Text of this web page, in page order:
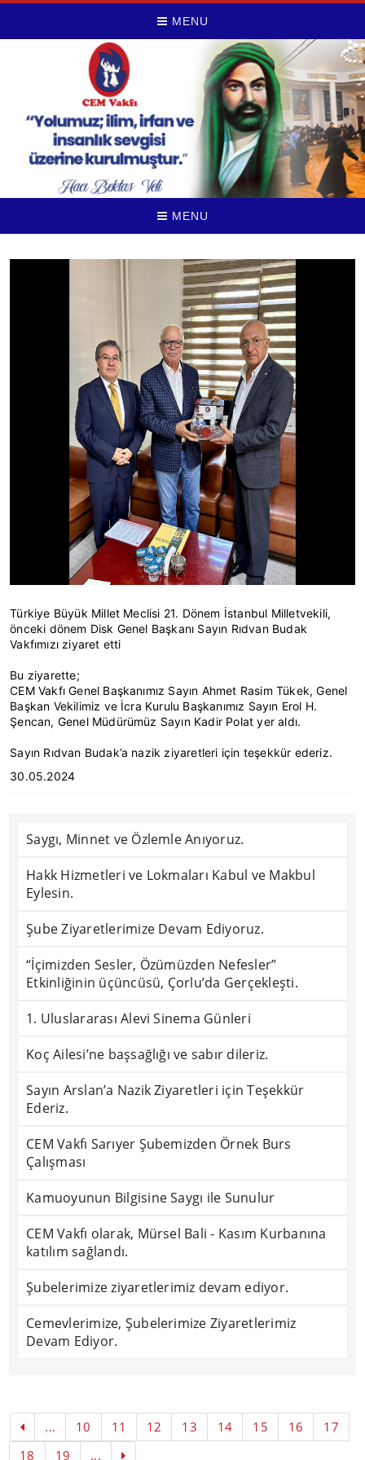
MENU
MENU
Türkiye Büyük Millet Meclisi 21. Dönem İstanbul Milletvekili,
önceki dönem Disk Genel Başkanı Sayın Rıdvan Budak
Vakfımızı ziyaret etti
Bu ziyarette;
CEM Vakfı Genel Başkanımız Sayın Ahmet Rasim Tükek, Genel
Başkan Vekilimiz ve İcra Kurulu Başkanımız Sayın Erol H.
Şencan, Genel Müdürümüz Sayın Kadir Polat yer aldı.
Sayın Rıdvan Budak’a nazik ziyaretleri için teşekkür ederiz.
30.05.2024
Saygı, Minnet ve Özlemle Anıyoruz.
Hakk Hizmetleri ve Lokmaları Kabul ve Makbul
Eylesin.
Şube Ziyaretlerimize Devam Ediyoruz.
“İçimizden Sesler, Özümüzden Nefesler”
Etkinliğinin üçüncüsü, Çorlu’da Gerçekleşti.
1. Uluslararası Alevi Sinema Günleri
Koç Ailesi’ne başsağlığı ve sabır dileriz.
Sayın Arslan’a Nazik Ziyaretleri için Teşekkür
Ederiz.
CEM Vakfı Sarıyer Şubemizden Örnek Burs
Çalışması
Kamuoyunun Bilgisine Saygı ile Sunulur
CEM Vakfı olarak, Mürsel Bali - Kasım Kurbanına
katılım sağlandı.
Şubelerimize ziyaretlerimiz devam ediyor.
Cemevlerimize, Şubelerimize Ziyaretlerimiz
Devam Ediyor.
... 10 11 12 13 14 15 16
17
18
19 ...